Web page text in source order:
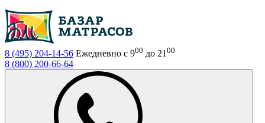
8 (495) 204-14-56 Ежедневно с 900 до 21 00
8 (800) 200-66-64